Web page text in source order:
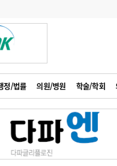
정/법률 의원/병원 학술/학회
금주의 검색어
1
의사인력 수급 추계
2
성분명 처방
3
AI의료
4
전공의 모집 결과
대석 피플
포토뉴스
병원 중소병원
기 인턴 모집
학과 임기제 임상의사 채용